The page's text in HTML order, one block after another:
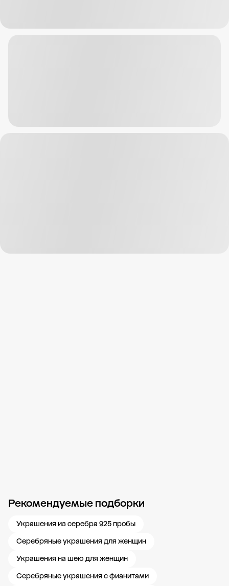
Рекомендуемые подборки
Украшения из серебра 925 пробы
Серебряные украшения для женщин
Украшения на шею для женщин
Серебряные украшения с фианитами
Новости компании Журнал ЗОЛОТОЙ Блог